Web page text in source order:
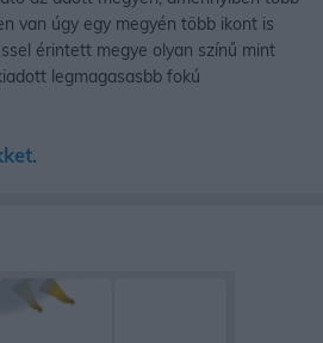
van úgy egy megyén több ikont is
érintett megye olyan színű mint
legmagasasbb fokú